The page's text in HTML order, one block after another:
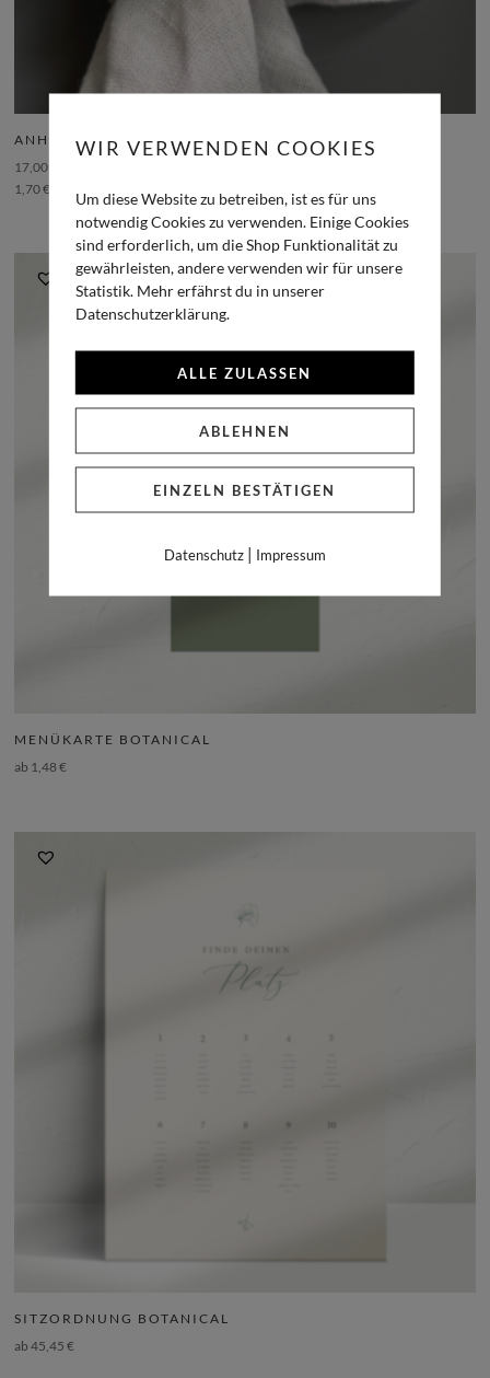
ANHÄNGER/TISCHKARTE BOTANICAL
17,00
1,70€
MENÜKARTE BOTANICAL
ab 1,48€
SITZORDNUNG BOTANICAL
ab45,45€
WIR VERWENDEN COOKIES
Um diese Website zu betreiben, ist es für uns
notwendig Cookies zu verwenden. Einige Cookies
sind erforderlich, um die Shop Funktionalität zu
gewährleisten, andere verwenden wir für unsere
Statistik. Mehr erfährst du in unserer
Datenschutzerklärung.
ALLE ZULASSEN
ABLEHNEN
EINZELN BESTÄTIGEN
Datenschutz| Impressum